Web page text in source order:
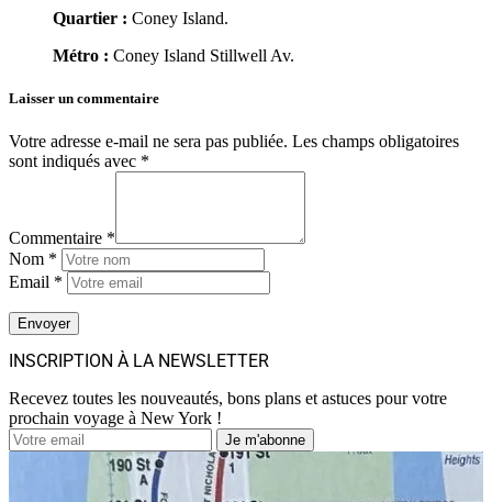
Quartier : Coney Island.
Métro : Coney Island Stillwell Av.
Laisser un commentaire
Votre adresse e-mail ne sera pas publiée. Les champs obligatoires
sont indiqués avec *
Commentaire *
Nom *
Email *
INSCRIPTION À LA NEWSLETTER
Recevez toutes les nouveautés, bons plans et astuces pour votre
prochain voyage à New York !
Je m'abonne